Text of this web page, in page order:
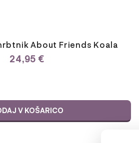
About Friends Koala
24,95 €
V KOŠARICO